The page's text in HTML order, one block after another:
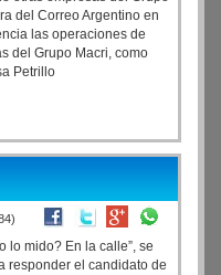
del Correo Argentino en
las operaciones de
del Grupo Macri, como
Petrillo
lo mido? En la calle”, se
responder el candidato de